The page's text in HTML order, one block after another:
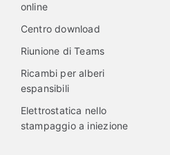
online
Centro download
Riunione di Teams
Ricambi per alberi
espansibili
Elettrostatica nello
stampaggio a iniezione